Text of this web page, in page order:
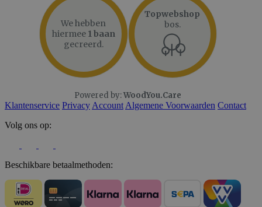
We hebben
hiermee 1 baan
gecreerd.
Topwebshop
bos.
Powered by:WoodYou.Care
Klantenservice Privacy Account Algemene Voorwaarden Contact
Volg ons op:
Beschikbare betaalmethoden: